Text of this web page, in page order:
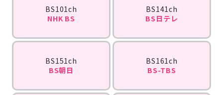
BS101ch
NHK BS
BS141ch
BS日テレ
BS151ch
BS朝日
BS161ch
BS-TBS